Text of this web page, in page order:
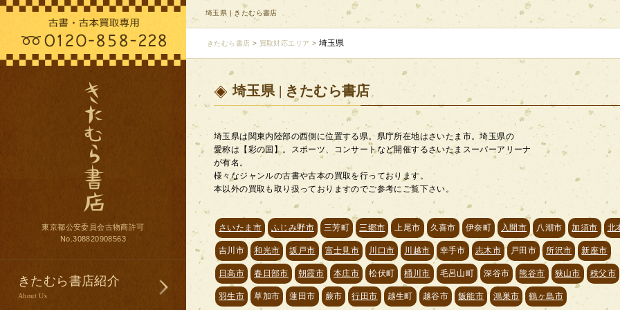
埼玉県 | きたむら書店
きたむら書店 > 買取対応エリア > 埼玉県
埼玉県 | きたむら書店
埼玉県は関東内陸部の西側に位置する県。県庁所在地はさいたま市。埼玉県の
愛称は【彩の国】。スポーツ、コンサートなど開催するさいたまスーパーアリーナ
が有名。
様々なジャンルの古書や古本の買取を行っております。
本以外の買取も取り扱っておりますのでご参考にご覧下さい。
さいたま市 ふじみ野市 三芳町 三郷市 上尾市 久喜市 伊奈町 入間市 八潮市 加須市 北
吉川市 和光市 坂戸市 富士見市 川口市 川越市 幸手市 志木市 戸田市 所沢市 新座市
日高市 春日部市 朝霞市 本庄市 松伏町 桶川市 毛呂山町 深谷市 熊谷市 狭山市 秩父市
羽生市 草加市 蓮田市 蕨市 行田市 越生町 越谷市 飯能市 鴻巣市 鶴ヶ島市
東京都公安委員会古物商許可
No.308820908563
きたむら書店紹介
About Us